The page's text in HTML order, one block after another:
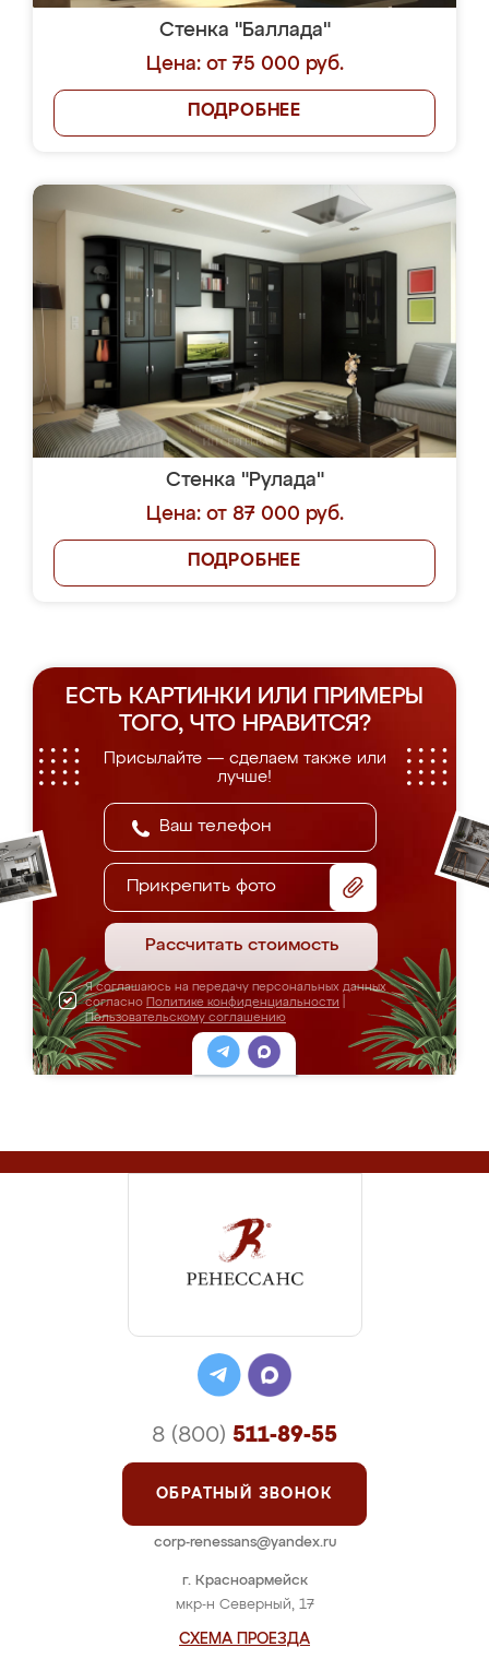
Стенка "Баллада"
Цена: от 75 000 руб.
ПОДРОБНЕЕ
Стенка "Рулада"
Цена: от 87 000 руб.
ПОДРОБНЕЕ
ЕСТЬ КАРТИНКИ ИЛИ ПРИМЕРЫ
ТОГО, ЧТО НРАВИТСЯ?
Присылайте — сделаем также или
лучше!
Прикрепить фото
Рассчитать стоимость
Я соглашаюсь на передачу персональных данных
согласно Политике конфиденциальности
Пользовательскому соглашению
г. Красноармейск
мкр-н Северный, 17
СХЕМА ПРОЕЗДА
8 (800) 511-89-55
ОБРАТНЫЙ ЗВОНОК
corp-renessans@yandex.ru